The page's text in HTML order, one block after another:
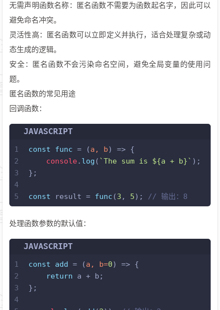
无需声明函数名称：匿名函数不需要为函数起名字，因此可以
避免命名冲突。
灵活性高：匿名函数可以立即定义并执行，适合处理复杂或动
态生成的逻辑。
安全：匿名函数不会污染命名空间，避免全局变量的使用问
题。
匿名函数的常见用途
回调函数：
JAVASCRIPT
1
2
3
4
5
const func = (a, b) => {
console. log ( `The sum is ${a + b}` );
};
const result = func (3 , 5); // 输出：8
处理函数参数的默认值：
JAVASCRIPT
1
2
3
4
const add = (a, b=0) => {
return a + b;
};